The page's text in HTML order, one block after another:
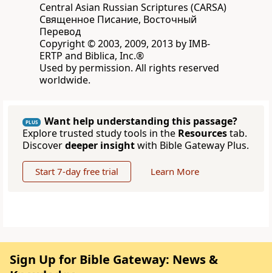
Central Asian Russian Scriptures (CARSA)
Священное Писание, Восточный
Перевод
Copyright © 2003, 2009, 2013 by IMB-
ERTP and Biblica, Inc.®
Used by permission. All rights reserved
worldwide.
PLUS
Want help understanding this passage?
Explore trusted study tools in the Resourcestab.
Discoverdeeper insightwith Bible Gateway Plus.
Start 7-day free trial Learn More
Sign Up for Bible Gateway: News &